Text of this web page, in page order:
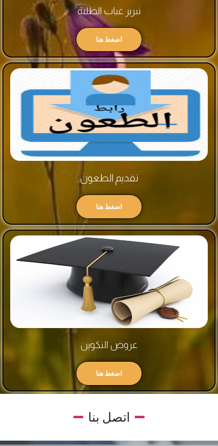
تبرير غياب الطلبة
اضغط هنا
تقديم الطعون
اضغط هنا
عروض التكوين
اضغط هنا
اتصل بنا